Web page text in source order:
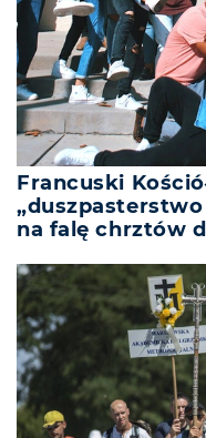
Francuski
na falę chrztów